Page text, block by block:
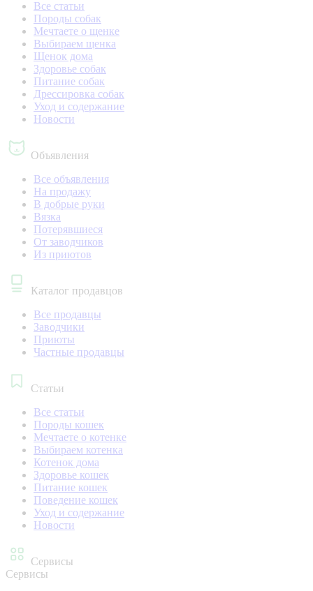
Все статьи
Породы собак
Мечтаете о щенке
Выбираем щенка
Щенок дома
Здоровье собак
Питание собак
Дрессировка собак
Уход и содержание
Новости
Объявления
Все объявления
На продажу
В добрые руки
Вязка
Потерявшиеся
От заводчиков
Из приютов
Каталог продавцов
Все продавцы
Заводчики
Приюты
Частные продавцы
Статьи
Все статьи
Породы кошек
Мечтаете о котенке
Выбираем котенка
Котенок дома
Здоровье кошек
Питание кошек
Поведение кошек
Уход и содержание
Новости
Сервисы
Сервисы